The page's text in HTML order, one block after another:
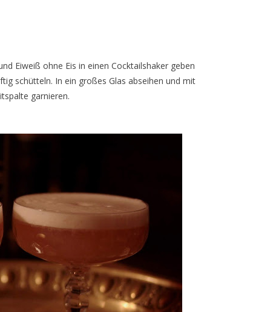
Eiweiß ohne Eis in einen Cocktailshaker geben
schütteln. In ein großes Glas abseihen und mit
garnieren.